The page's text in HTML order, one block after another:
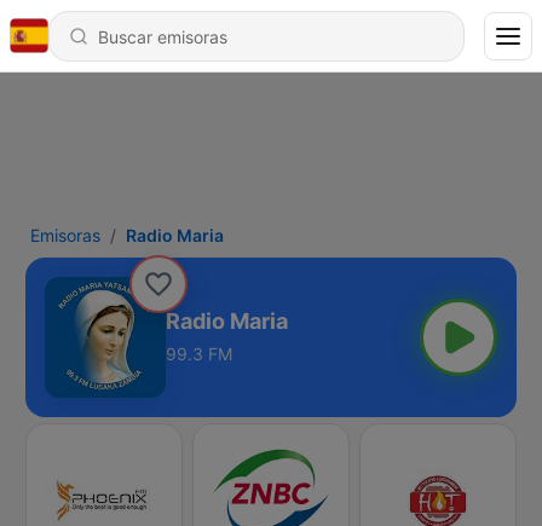
Emisoras Radio Maria
Radio Maria
99.3 FM